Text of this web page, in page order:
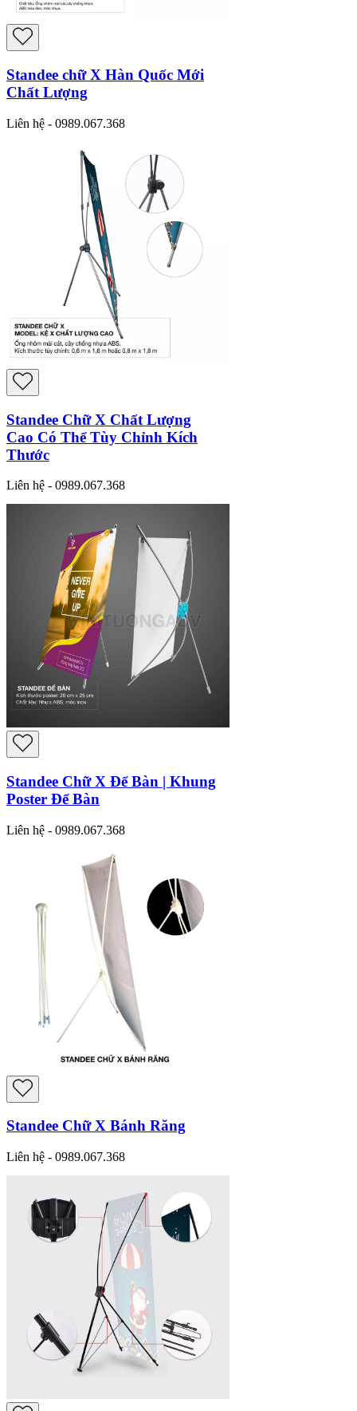
Standee chữ X Hàn Quốc Mới
Chất Lượng
Liên hệ - 0989.067.368
Standee Chữ X Chất Lượng
Cao Có Thể Tùy Chỉnh Kích
Thước
Liên hệ - 0989.067.368
Standee Chữ X Để Bàn | Khung
Poster Để Bàn
Liên hệ - 0989.067.368
Standee Chữ X Bánh Răng
Liên hệ - 0989.067.368